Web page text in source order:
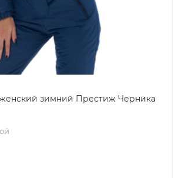
зимний Престиж Черника